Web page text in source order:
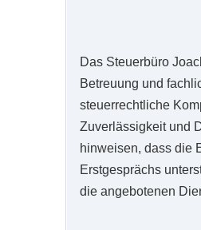
Das Steuerbüro
Betreuung und
steuerrechtliche
Zuverlässigkeit und
hinweisen, dass die
Erstgesprächs
die angebotenen